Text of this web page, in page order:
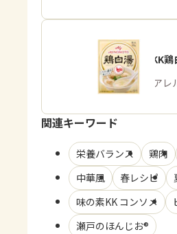
「味の素KK鶏
商品・アレ
関連キーワード
栄養バランス 鶏肉
中華風
春レシピ
味の素KK コンソメ
瀬戸のほんじお®